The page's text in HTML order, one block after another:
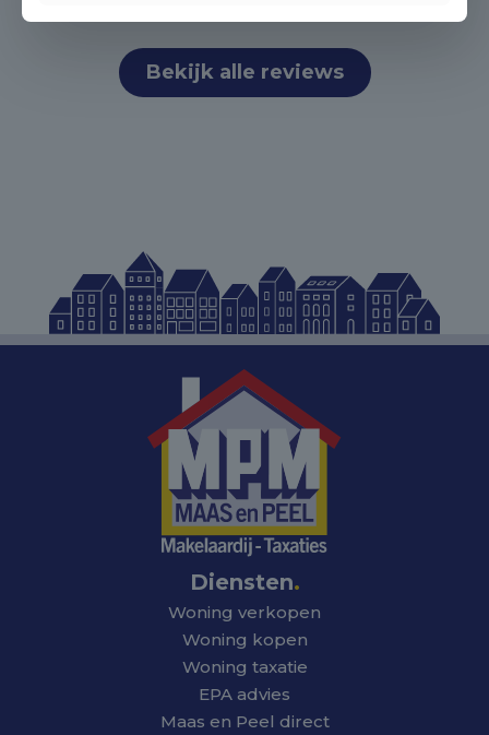
Bekijk alle reviews
Diensten.
Woning verkopen
Woning kopen
Woning taxatie
EPA advies
Maas en Peel direct